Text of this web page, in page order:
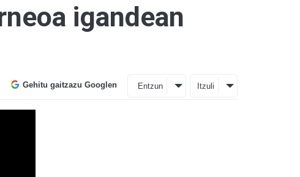
igandean
Gehitu gaitzazu Googlen Entzun Itzuli